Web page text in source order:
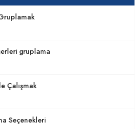
gruplama
Çalışmak
Seçenekleri